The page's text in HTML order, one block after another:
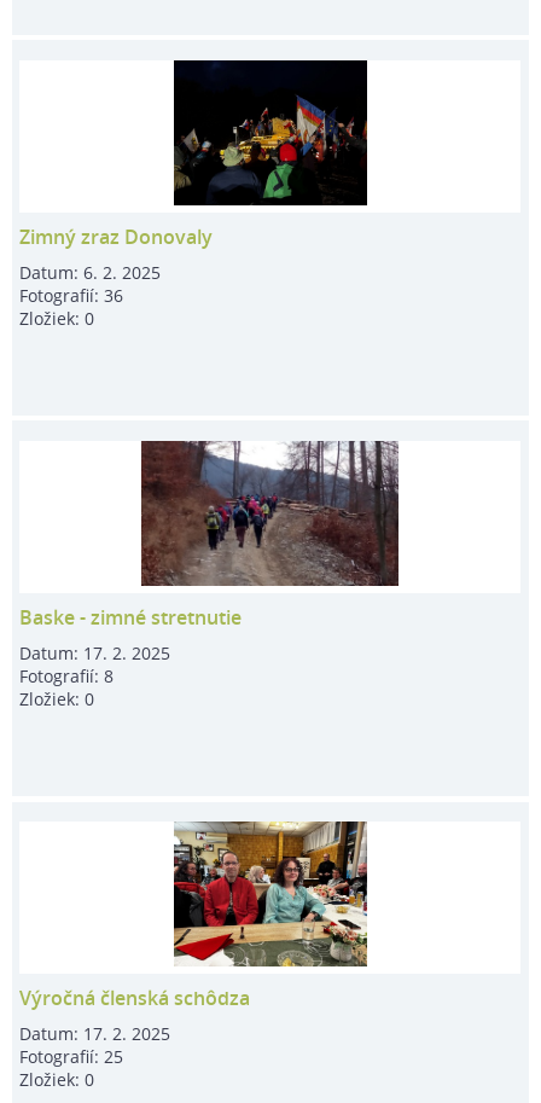
Zimný zraz Donovaly
Datum:6. 2. 2025
Fotografií:36
Zložiek:0
Baske - zimné stretnutie
Datum: 17. 2. 2025
Fotografií:8
Zložiek:0
Výročná členská schôdza
Datum: 17. 2. 2025
Fotografií:25
Zložiek:0